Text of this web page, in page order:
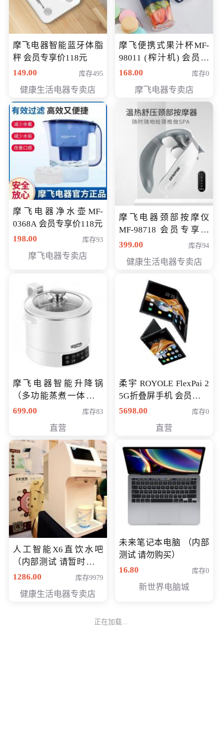
摩飞电器智能蓝牙体脂
秤 会员专享价118元
149.00
库存495
健康生活电器专卖店
摩飞便携式果汁杯MF-
98011 (榨汁机) 会员专
享价138元
168.00 库存0
摩飞电器专卖店
摩飞电器净水壶MF-
0368A 会员专享价118元
198.00
库存93
摩飞电器专卖店
摩飞电器颈部按摩仪
MF-98718 会员专享价
299元
399.00 库存94
健康生活电器专卖店
摩飞电器智能升降锅
（多功能蒸煮一体锅）
（智能升降养生锅） 会
699.00 库存83
直营
柔宇 ROYOLE FlexPai 2
5G折叠屏手机 会员专享
购买价格 4998元
5698.00 库存0
直营
人工智能X6直饮水吧
（内部测试 请暂时不要
购买）
1286.00 库存9979
健康生活电器专卖店
未来笔记本电脑 （内部
测试 请勿购买）
16.80
库存0
新世界电脑城
正在加载...